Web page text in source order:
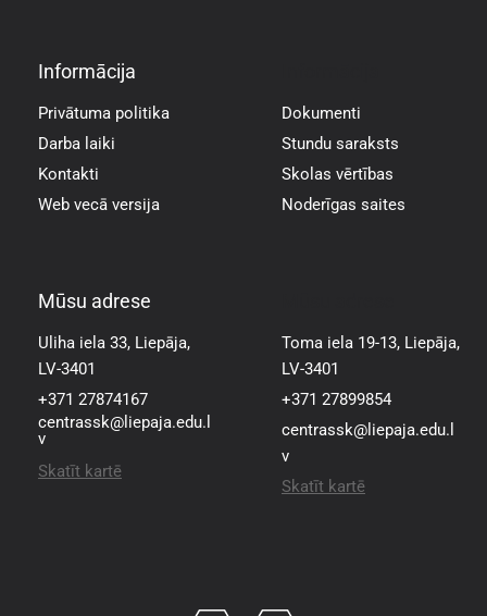
Informācija
Privātuma politika
Darba laiki
Kontakti
Web vecā versija
Dokumenti
Stundu saraksts
Skolas vērtības
Noderīgas saites
Mūsu adrese
Uliha iela 33, Liepāja,
LV-3401
+371 27874167
centrassk@liepaja.edu.l
v
Skatīt kartē
Toma iela 19-13, Liepāja,
LV-3401
+371 27899854
centrassk@liepaja.edu.l
v
Skatīt kartē